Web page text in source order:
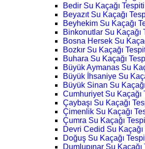
Bedir Su Kaçağı Tespiti
Beyazıt Su Kaçağı
Beyhekim Su Kaçağı
Binkonutlar Su Kaçağı
Bosna Hersek Su
Bozkır Su Kaçağı
Buhara Su Kaçağı
Büyük Aymanas Su
Büyük İhsaniye Su
Büyük Sinan Su
Cumhuriyet Su Kaçağı
Çaybaşı Su Kaçağı
Çimenlik Su Kaçağı
Çumra Su Kaçağı
Devri Cedid Su Kaçağı
Doğuş Su Kaçağı
Dumlupınar Su Kaçağı